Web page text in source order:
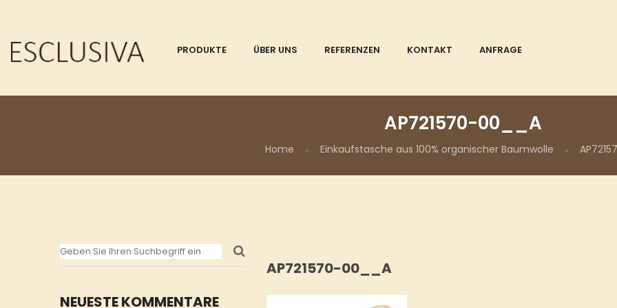
PRODUKTE ÜBER UNS REFERENZEN KONTAKT ANFRAGE
AP721570-00__A
Home Einkaufstasche aus 100% organischer Baumwolle
NEUESTE KOMMENTARE
AP721570-00__A